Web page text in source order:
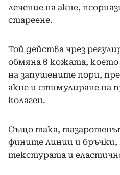
лечение на акне,
стареене.
Той действа чрез
обмяна в кожата, което
на запушените пори,
акне и стимулиране на
колаген.
Също така,
фините линии и бръчки,
текстурата и